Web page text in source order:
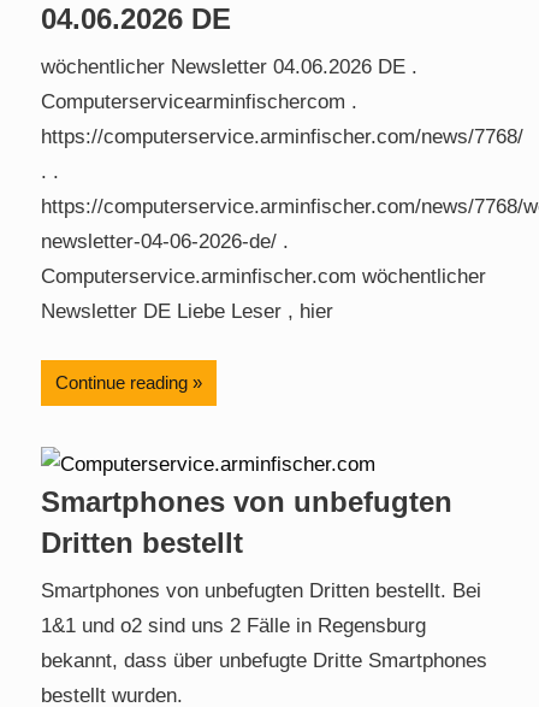
04.06.2026 DE
wöchentlicher Newsletter 04.06.2026 DE .
Computerservicearminfischercom .
https://computerservice.arminfischer.com/news/7768/
. .
https://computerservice.arminfischer.com/news/7768/
newsletter-04-06-2026-de/ .
Computerservice.arminfischer.com wöchentlicher
Newsletter DE Liebe Leser , hier
Continue reading
Smartphones von unbefugten
Dritten bestellt
Smartphones von unbefugten Dritten bestellt. Bei
1&1 und o2 sind uns 2 Fälle in Regensburg
bekannt, dass über unbefugte Dritte Smartphones
bestellt wurden.